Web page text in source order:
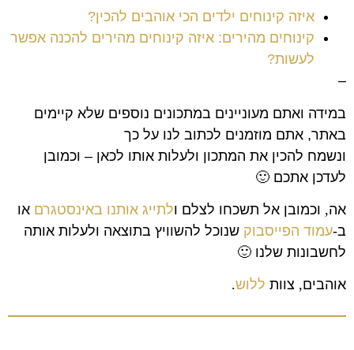
איזה קינוחים ילדים הכי אוהבים להכין?
קינוחים מהירים: איזה קינוחים מהירים להכנה אפשר
לעשות?
–
במידה ואתם מעוניינים במתכונים נוספים שלא קיימים
באתר, אתם מוזמנים לכתוב לנו על כך
ונשמח להכין את המתכון ולעלות אותו לכאן – וכמובן
לעדכן אתכם 🙂
אה, וכמובן אל תשכחו לצלם ולתייג אותנו באינסטגרם או
ב-עמוד הפייסבוק שנוכל להשוויץ בתוצאה ולעלות אותה
לחשבונות שלנו 🙂
אוהבים, צוות ללוש.